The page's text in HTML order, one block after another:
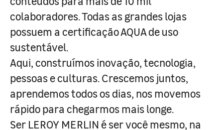
colaboradores. Todas as grandes lojas
possuem a certificação AQUA de uso
sustentável.
Aqui, construímos inovação, tecnologia,
pessoas e culturas. Crescemos juntos,
aprendemos todos os dias, nos movemos
rápido para chegarmos mais longe.
Ser LEROY MERLIN é ser você mesmo, na